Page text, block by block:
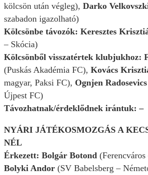
kölcsön után végleg), Darko
szabadon igazolható)
Kölcsönbe távozók: Keresztes
– Skócia)
Kölcsönből visszatértek klubjukhoz:
(Puskás Akadémia FC), Kovács
magyar, Paksi FC), Ognjen Radosevics
Újpest FC)
Távozhatnak/érdeklődnek irántuk: –
NYÁRI JÁTÉKOSMOZGÁS A
NÉL
Érkezett: Bolgár Botond
Bolyki Andor (SV Babelsberg –